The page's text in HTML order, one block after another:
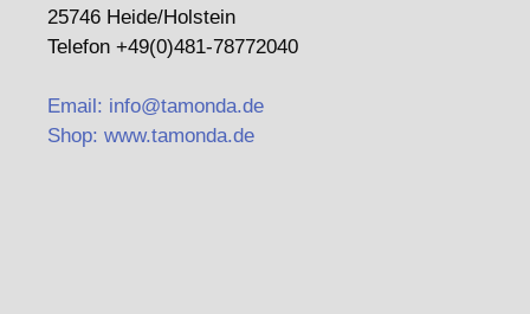
25746 Heide/Holstein
Telefon +49(0)481-78772040
Email: info@tamonda.de
Shop: www.tamonda.de